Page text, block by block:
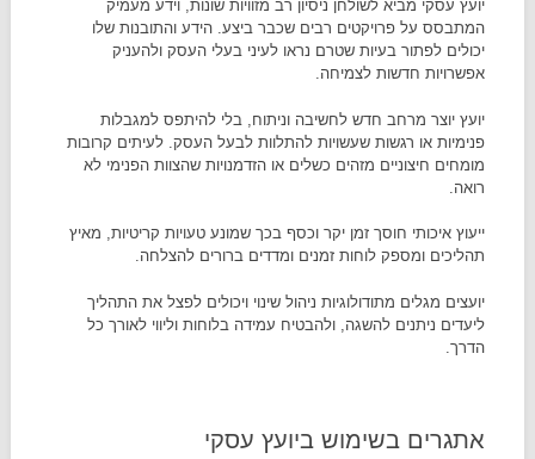
יועץ עסקי מביא לשולחן ניסיון רב מזוויות שונות, וידע מעמיק
המתבסס על פרויקטים רבים שכבר ביצע. הידע והתובנות שלו
יכולים לפתור בעיות שטרם נראו לעיני בעלי העסק ולהעניק
אפשרויות חדשות לצמיחה.​
יועץ יוצר מרחב חדש לחשיבה וניתוח, בלי להיתפס למגבלות
פנימיות או רגשות שעשויות להתלוות לבעל העסק. לעיתים קרובות
מומחים חיצוניים מזהים כשלים או הזדמנויות שהצוות הפנימי לא
רואה.​
ייעוץ איכותי חוסך זמן יקר וכסף בכך שמונע טעויות קריטיות, מאיץ
תהליכים ומספק לוחות זמנים ומדדים ברורים להצלחה.​
יועצים מגלים מתודולוגיות ניהול שינוי ויכולים לפצל את התהליך
ליעדים ניתנים להשגה, ולהבטיח עמידה בלוחות וליווי לאורך כל
הדרך.​
אתגרים בשימוש ביועץ עסקי